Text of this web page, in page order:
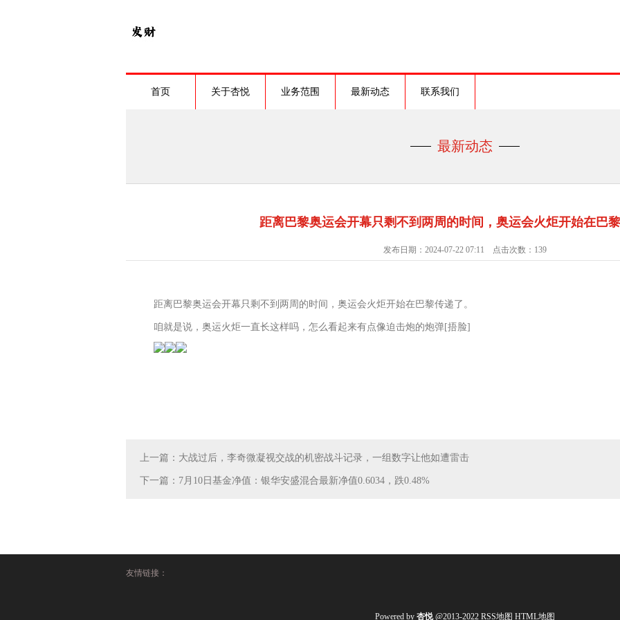
首页 关于杏悦 业务范围 最新动态 联系我们
最新动态
距离巴黎奥运会开幕只剩不到两周的时间，奥运会火炬开始在巴黎
发布日期：2024-07-22 07:11 点击次数：139
距离巴黎奥运会开幕只剩不到两周的时间，奥运会火炬开始在巴黎传递了。
咱就是说，奥运火炬一直长这样吗，怎么看起来有点像迫击炮的炮弹[捂脸]
上一篇： 大战过后，李奇微凝视交战的机密战斗记录，一组数字让他如遭雷击
下一篇： 7月10日基金净值：银华安盛混合最新净值0.6034，跌0.48%
友情链接：
Powered by 杏悦@2013-2022 RSS地图 HTML地图